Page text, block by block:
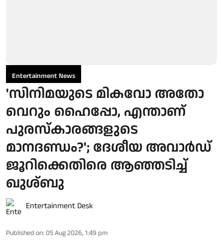
Entertainment News
'സിനിമയുടെ മികവോ അതോ
വെറും ഹൈപ്പോ, എന്താണ്
പുരസ്‌കാരങ്ങളുടെ
മാനദണ്ഡം?'; ദേശീയ അവാർഡ്
ജൂറിക്കെതിരെ ആഞ്ഞടിച്ച്
ഖുശ്ബു
Entertainment Desk
Published on: 05 Aug 2026, 1:49 pm